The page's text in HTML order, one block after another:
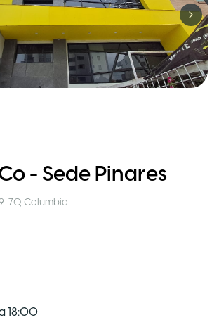
Next
- Sede Pinares
70, Columbia
18:00